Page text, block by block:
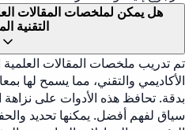
هل يمكن لملخصات المقالات
التقنية
تم تدريب ملخصات المقالات
الأكاديمي والتقني، مما يسمح لها
بدقة. تحافظ هذه الأدوات على نزاهة
سياق لفهم أفضل. يمكنها تحديد